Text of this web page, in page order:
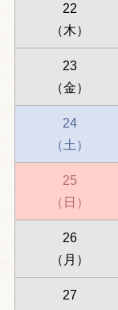
22
（木）
23
（金）
24
（土）
25
（日）
26
（月）
27